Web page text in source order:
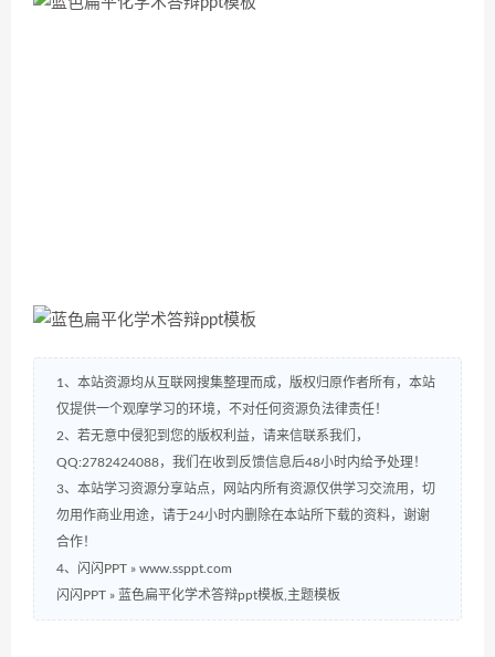
1、本站资源均从互联网搜集整理而成，版权归原作者所有，本站
仅提供一个观摩学习的环境，不对任何资源负法律责任！
2、若无意中侵犯到您的版权利益，请来信联系我们，
QQ:2782424088，我们在收到反馈信息后48小时内给予处理！
3、本站学习资源分享站点，网站内所有资源仅供学习交流用，切
勿用作商业用途，请于24小时内删除在本站所下载的资料，谢谢
合作！
4、闪闪PPT » www.ssppt.com
闪闪PPT » 蓝色扁平化学术答辩ppt模板,主题模板